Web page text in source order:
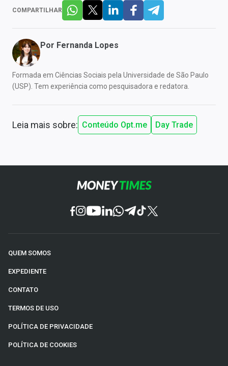
COMPARTILHAR
Por Fernanda Lopes
Formada em Ciências Sociais pela Universidade de São Paulo
(USP). Tem experiência como pesquisadora e redatora.
Leia mais sobre: Conteúdo Opt.me Day Trade
QUEM SOMOS
EXPEDIENTE
CONTATO
TERMOS DE USO
POLÍTICA DE PRIVACIDADE
POLÍTICA DE COOKIES